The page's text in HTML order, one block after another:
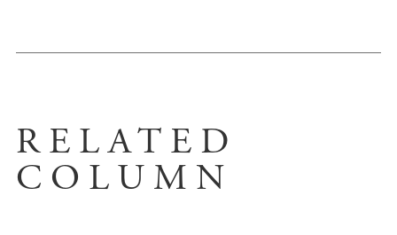
RELATED
COLUMN